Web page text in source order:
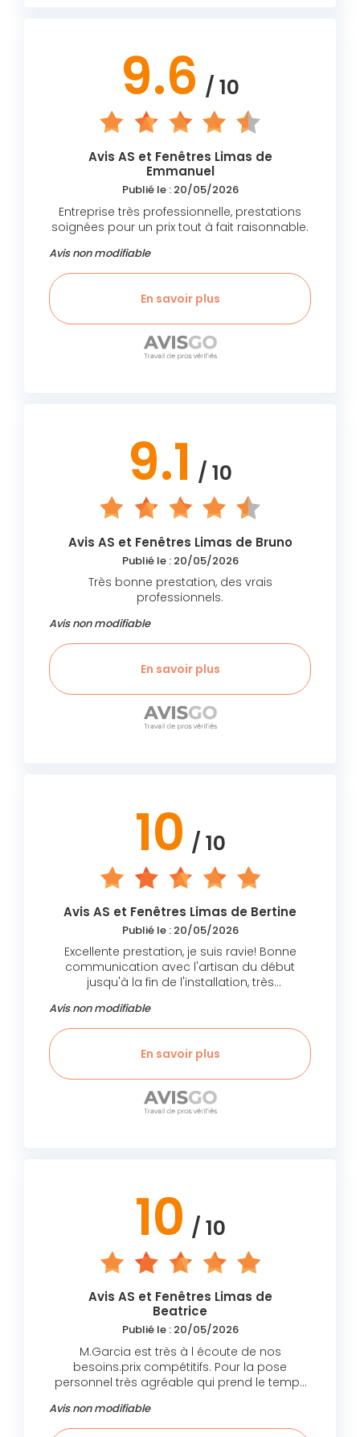
9.6 / 10
Avis AS et Fenêtres Limas de
Emmanuel
Publié le : 20/05/2026
Entreprise très professionnelle, prestations
soignées pour un prix tout à fait raisonnable.
Avis non modifiable
En savoir plus
9.1 / 10
Avis AS et Fenêtres Limas de Bruno
Publié le : 20/05/2026
Très bonne prestation, des vrais
professionnels.
Avis non modifiable
En savoir plus
10 / 10
Avis AS et Fenêtres Limas de Bertine
Publié le : 20/05/2026
Excellente prestation, je suis ravie! Bonne
communication avec l'artisan du début
jusqu'à la fin de l'installation, très
complet est sérieuse et compétente. Je
recommande.
Avis non modifiable
En savoir plus
10 / 10
Avis AS et Fenêtres Limas de
Beatrice
Publié le : 20/05/2026
M.Garcia est très à l écoute de nos
besoins.prix compétitifs. Pour la pose
personnel très agréable qui prend le temps
une pose très professionnelle et un résultat
conforme à nos attentes je recommande.
Avis non modifiable